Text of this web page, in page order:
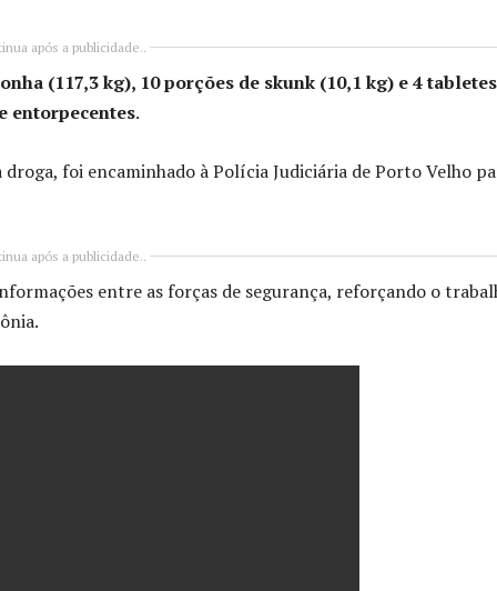
após a publicidade..
(117,3 kg), 10 porções de skunk (10,1 kg) e 4
entorpecentes.
foi encaminhado à Polícia Judiciária de Porto Velho
após a publicidade..
entre as forças de segurança, reforçando o